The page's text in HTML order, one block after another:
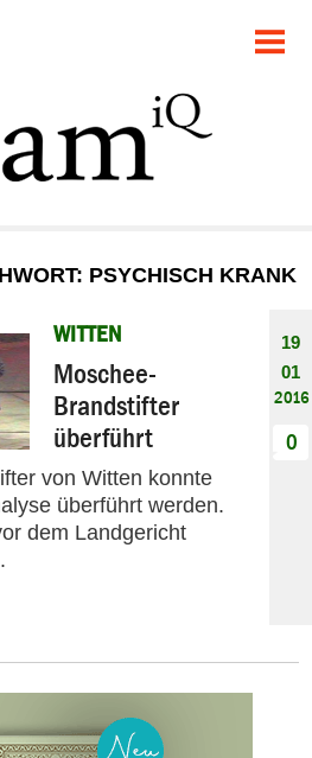
PSYCHISCH KRANK
WITTEN
Moschee-
Brandstifter
überführt
von Witten konnte
überführt werden.
dem Landgericht
19
01
2016
0